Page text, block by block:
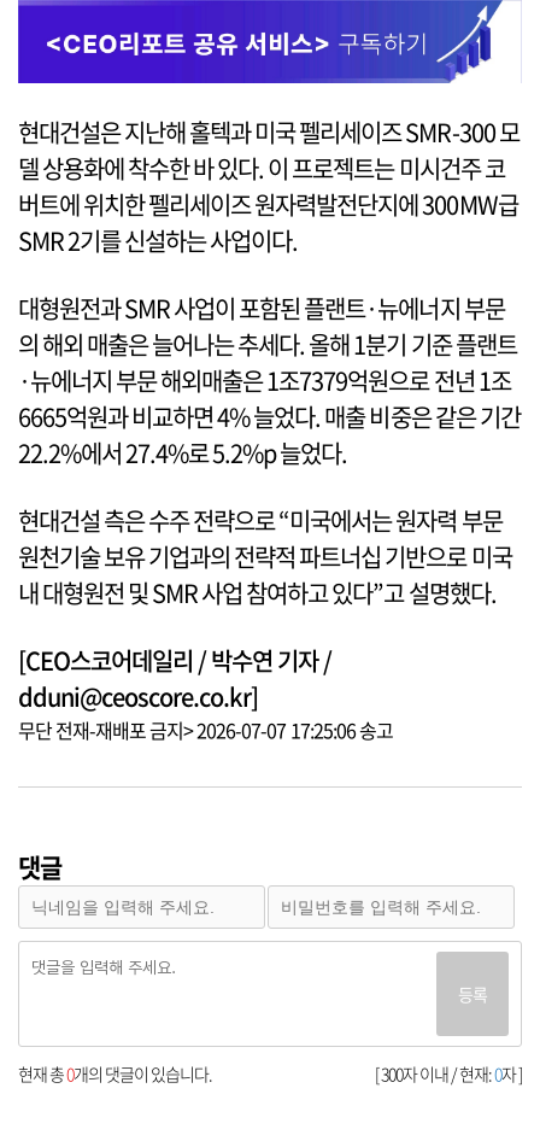
현대건설은 지난해 홀텍과 미국 펠리세이즈 SMR-300 모
델 상용화에 착수한 바 있다. 이 프로젝트는 미시건주 코
버트에 위치한 펠리세이즈 원자력발전단지에 300MW급
SMR 2기를 신설하는 사업이다.
대형원전과 SMR 사업이 포함된 플랜트·뉴에너지 부문
의 해외 매출은 늘어나는 추세다. 올해 1분기 기준 플랜트
·뉴에너지 부문 해외매출은 1조7379억원으로 전년 1조
6665억원과 비교하면 4% 늘었다. 매출 비중은 같은 기간
22.2%에서 27.4%로 5.2%p 늘었다.
현대건설 측은 수주 전략으로 “미국에서는 원자력 부문
원천기술 보유 기업과의 전략적 파트너십 기반으로 미국
내 대형원전 및 SMR 사업 참여하고 있다”고 설명했다.
[CEO스코어데일리 / 박수연 기자 /
dduni@ceoscore.co.kr]
무단 전재-재배포 금지> 2026-07-07 17:25:06 송고
댓글
등록
[ 300자 이내 / 현재:0자 ]
현재 총0개의 댓글이 있습니다.